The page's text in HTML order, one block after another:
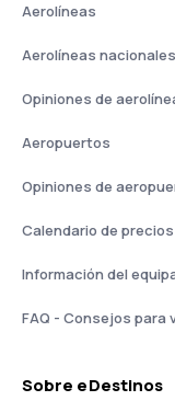
Aerolíneas
Aerolíneas nacionales
Opiniones de
Aeropuertos
Opiniones de
Calendario de precios
Información del
FAQ - Consejos para
Sobre eDestinos